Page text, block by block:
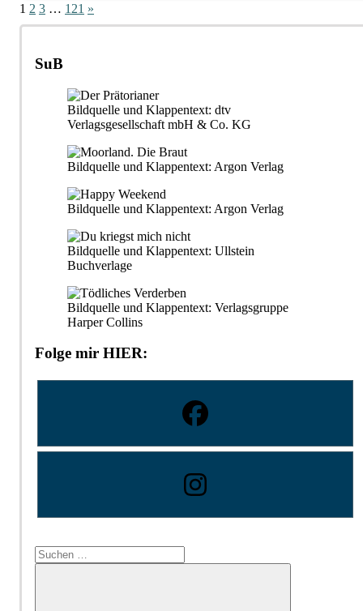
Seitennummerierung
der
Beiträge
1 2 3 … 121 Nächste
Beiträge
»
SuB
Bildquelle und Klappentext: dtv
Verlagsgesellschaft mbH & Co. KG
Bildquelle und Klappentext: Argon Verlag
Bildquelle und Klappentext: Argon Verlag
Bildquelle und Klappentext: Ullstein
Buchverlage
Bildquelle und Klappentext: Verlagsgruppe
Harper Collins
Folge mir HIER:
Suchen
nach: